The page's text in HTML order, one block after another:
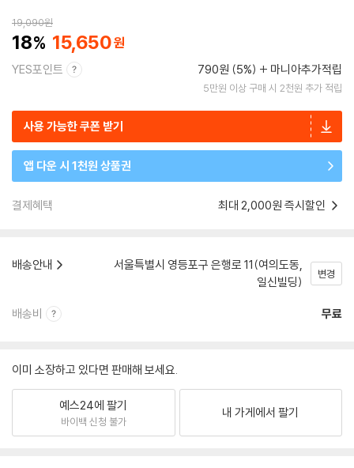
19,090원
18 15,650
YES포인트 790원 (5%) 마니아추가적립
5만원 이상 구매 시 2천원 추가 적립
사용 가능한 쿠폰 받기
앱 다운 시 1천원 상품권
결제혜택 최대 2,000원 즉시할인
배송안내
서울특별시 영등포구 은행로 11(여의도동,
일신빌딩)
변경
배송비 무료
이미 소장하고 있다면 판매해 보세요.
예스24에 팔기
바이백 신청 불가
내 가게에서 팔기